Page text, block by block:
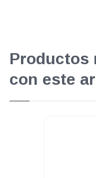
Productos
con este